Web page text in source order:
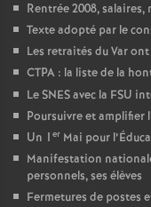
Rentrée 2008,
Texte adopté par le
Les retraités du Var
CTPA : la liste de la
Le SNES avec la FSU
Poursuivre et amplifier
Un 1 er Mai pour
Manifestation
personnels, ses élèves
Fermetures de postes